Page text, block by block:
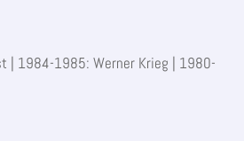
| 1984-1985: Werner Krieg | 1980-